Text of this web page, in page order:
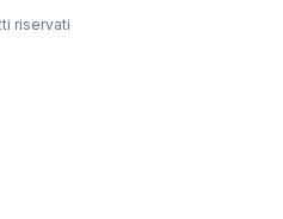
riservati